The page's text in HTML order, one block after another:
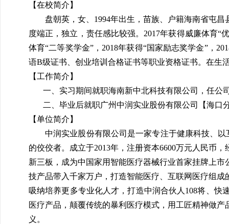
【在校简介】
盘朝英，女、 1994年出生，苗族、户籍海南省屯昌
度端正，独立，责任感比较强。 2017年获得威廉体育“
体育“二等奖学金”，2018年获得“国家励志奖学金”，
语B级证书、创业培训合格证书等职业资格证书。在生
【工作简介】
一、实习期间就职海南新中北科技有限公司，任公
二、毕业后就职广州中润实业股份有限公司【海
【单位简介】
中润实业股份有限公司是一家专注于健康科技、以
的佼佼者。成立于2013年，注册资本6600万元人民币，
新三板，成为中国家用智能医疗器械行业首家挂牌上
技产品带入千家万户，打造智能医疗、互联网医疗组
吸纳培养更多专业化人才，打造中润合伙人 108将、快
医疗产品，颠覆传统的暴利医疗模式，用工匠精神做
义。